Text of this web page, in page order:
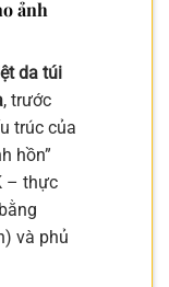
ảnh
da túi
, trước
trúc của
hồn”
– thực
và phủ